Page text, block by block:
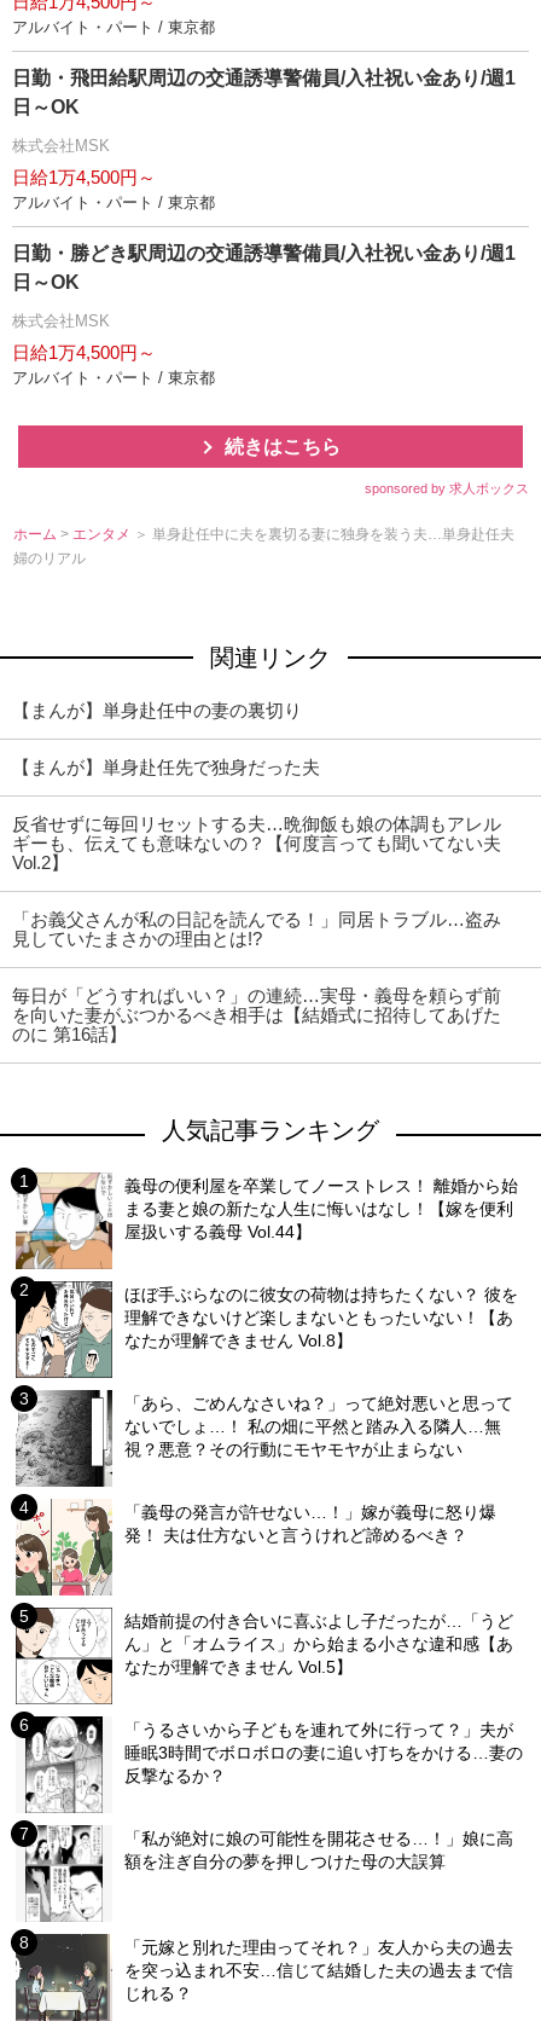
アルバイト・パート / 東京都
日勤・飛田給駅周辺の交通誘導警備員/入社祝い金あり/週1
日～OK
株式会社MSK
日給1万4,500円～
アルバイト・パート / 東京都
日勤・勝どき駅周辺の交通誘導警備員/入社祝い金あり/週1
日～OK
株式会社MSK
日給1万4,500円～
アルバイト・パート / 東京都
続きはこちら
sponsored by 求人ボックス
ホーム > エンタメ ＞ 単身赴任中に夫を裏切る妻に独身を装う夫…単身赴任夫
婦のリアル
関連リンク
【まんが】単身赴任中の妻の裏切り
【まんが】単身赴任先で独身だった夫
反省せずに毎回リセットする夫…晩御飯も娘の体調もアレル
ギーも、伝えても意味ないの？【何度言っても聞いてない夫
Vol.2】
「お義父さんが私の日記を読んでる！」同居トラブル…盗み
見していたまさかの理由とは!?
毎日が「どうすればいい？」の連続…実母・義母を頼らず前
を向いた妻がぶつかるべき相手は【結婚式に招待してあげた
のに 第16話】
人気記事ランキング
義母の便利屋を卒業してノーストレス！ 離婚から始
まる妻と娘の新たな人生に悔いはなし！【嫁を便利
屋扱いする義母 Vol.44】
ほぼ手ぶらなのに彼女の荷物は持ちたくない？ 彼を
理解できないけど楽しまないともったいない！【あ
なたが理解できません Vol.8】
「あら、ごめんなさいね？」って絶対悪いと思って
ないでしょ…！ 私の畑に平然と踏み入る隣人…無
視？悪意？その行動にモヤモヤが止まらない
「義母の発言が許せない…！」嫁が義母に怒り爆
発！ 夫は仕方ないと言うけれど諦めるべき？
結婚前提の付き合いに喜ぶよし子だったが…「うど
ん」と「オムライス」から始まる小さな違和感【あ
なたが理解できません Vol.5】
「うるさいから子どもを連れて外に行って？」夫が
睡眠3時間でボロボロの妻に追い打ちをかける…妻の
反撃なるか？
「私が絶対に娘の可能性を開花させる…！」娘に高
額を注ぎ自分の夢を押しつけた母の大誤算
「元嫁と別れた理由ってそれ？」友人から夫の過去
を突っ込まれ不安…信じて結婚した夫の過去まで信
じれる？